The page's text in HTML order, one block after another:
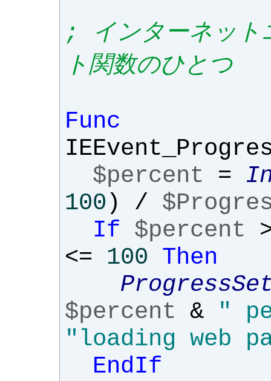
; インターネット
ト関数のひとつ
Func
$percent
=
100 ) /
If $percent
<= 100 Then
$percent &
"
"loading web
EndIf